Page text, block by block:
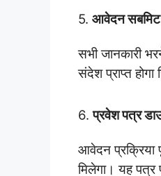
5. आवेदन
सभी जानकारी
संदेश प्राप्त
6.प्रवेश पत्र
आवेदन प्रक्रिया
मिलेगा। यह पत्र